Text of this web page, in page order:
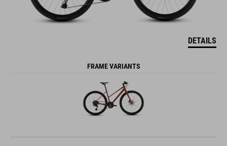
DETAILS
FRAME VARIANTS